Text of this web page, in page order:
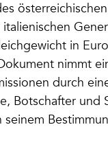
in
nimmt
durch
Botschafter und